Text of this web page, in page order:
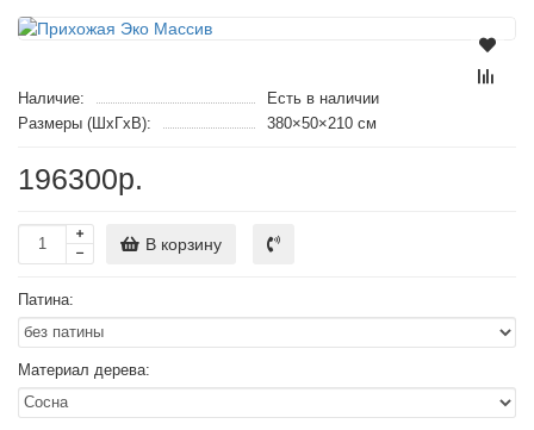
Наличие:
Есть в наличии
Размеры (ШxГxВ):
380×50×210 см
196300р.
В корзину
Патина:
Материал дерева: